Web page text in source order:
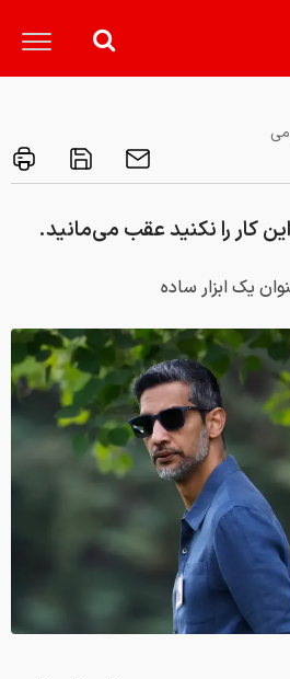
کار را نکنید عقب می‌مانید.
یک ابزار ساده